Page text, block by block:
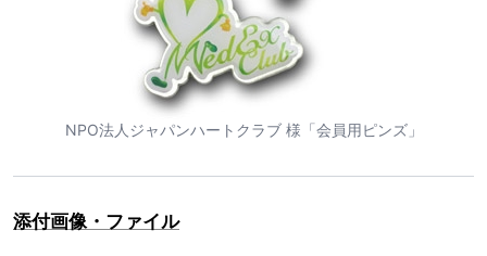
NPO法人ジャパンハートクラブ 様「会員用ピンズ」
添付画像・ファイル